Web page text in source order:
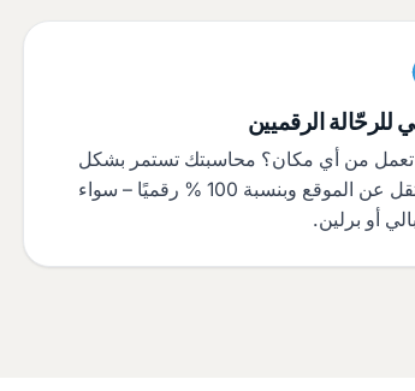
للرحّالة الرقميين
تعمل من أي مكان؟ محاسبتك تستمر بشكل
مستقل عن الموقع وبنسبة 100 % رقميًا – سواء
أو برلين.